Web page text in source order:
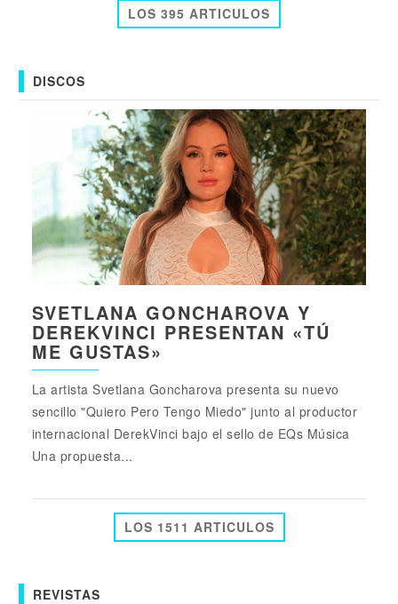
LOS 395 ARTICULOS
DISCOS
SVETLANA GONCHAROVA Y
DEREKVINCI PRESENTAN «TÚ
ME GUSTAS»
La artista Svetlana Goncharova presenta su nuevo
sencillo "Quiero Pero Tengo Miedo" junto al productor
internacional DerekVinci bajo el sello de EQs Música
Una propuesta...
LOS 1511 ARTICULOS
REVISTAS